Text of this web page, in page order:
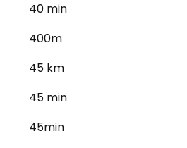
40 min
400m
45 km
45 min
45min